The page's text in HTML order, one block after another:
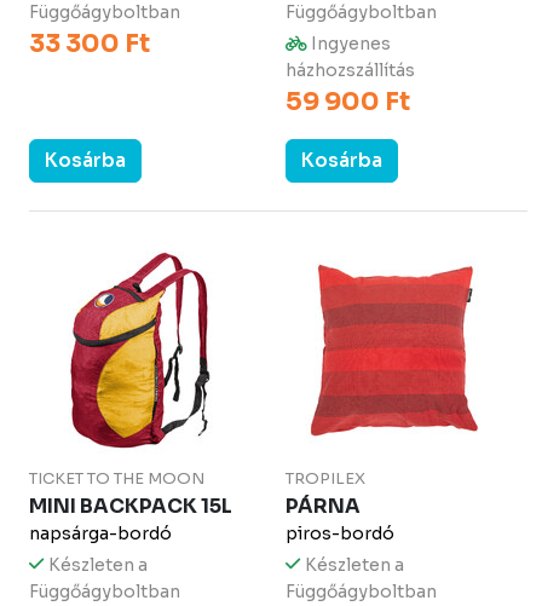
Függőágyboltban
33 300 Ft
Kosárba
Függőágyboltban
Ingyenes
házhozszállítás
59 900 Ft
Kosárba
TICKET TO THE MOON
MINI BACKPACK 15L
napsárga-bordó
Készleten a
Függőágyboltban
TROPILEX
PÁRNA
piros-bordó
Készleten a
Függőágyboltban